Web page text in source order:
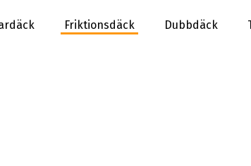
Friktionsdäck Dubbdäck